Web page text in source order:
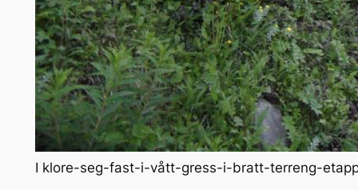
I klore-seg-fast-i-vått-gress-i-bratt-terreng-